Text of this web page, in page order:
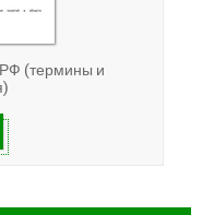
РФ (термины и